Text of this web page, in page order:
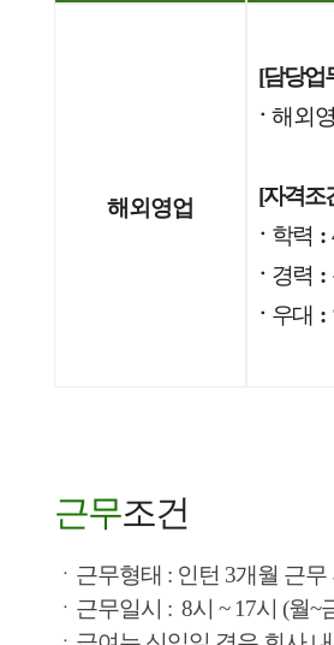
해외영업
[담당업
ㆍ 해외
[자격조
ㆍ 학력 :
ㆍ 경력 :
ㆍ 우대 :
근무조건
ㆍ근무형태 : 인턴 3개월 근
ㆍ근무일시 : 8시 ~ 17시 (월~